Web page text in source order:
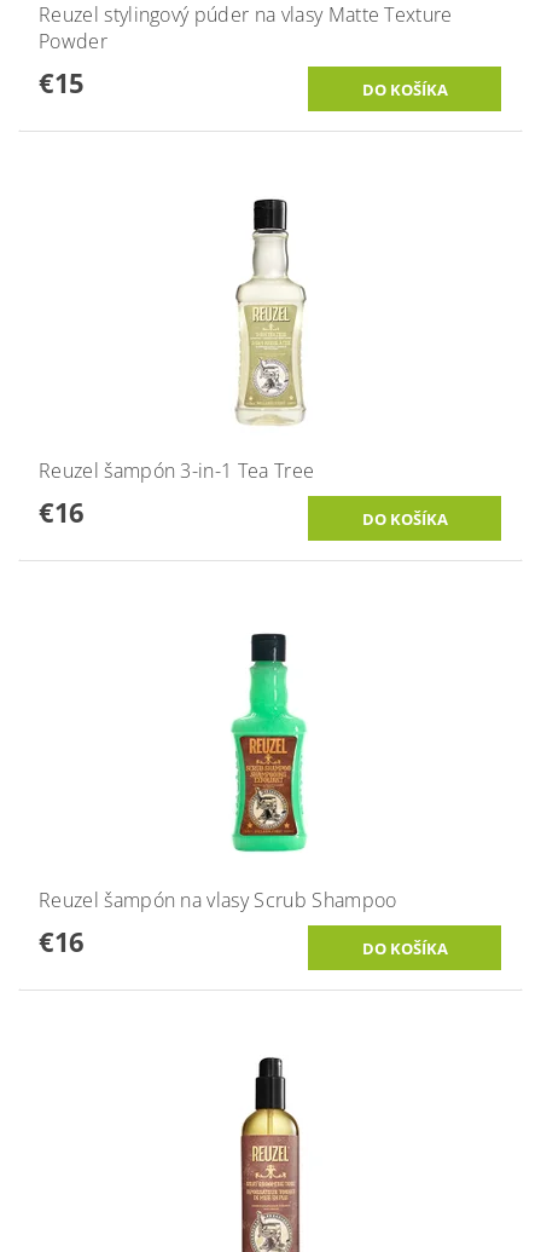
Reuzel stylingový púder na vlasy Matte Texture
Powder
€15
Reuzel šampón 3-in-1 Tea Tree
€16
Reuzel šampón na vlasy Scrub Shampoo
€16